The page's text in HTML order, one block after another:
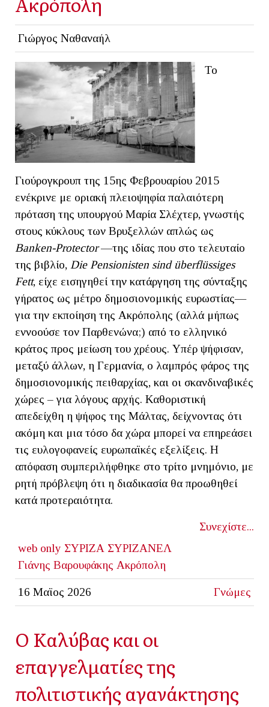
Γιώργος Ναθαναήλ
Το
Γιούρογκρουπ της 15ης Φεβρουαρίου 2015
ενέκρινε με οριακή πλειοψηφία παλαιότερη
πρόταση της υπουργού Μαρία Σλέχτερ, γνωστής
στους κύκλους των Βρυξελλών απλώς ως
Banken-Protector—της ιδίας που στο τελευταίο
της βιβλίο, Die Pensionisten sindüberflüssiges
Fett, είχε εισηγηθεί την κατάργηση της σύνταξης
γήρατος ως μέτρο δημοσιονομικής ευρωστίας—
για την εκποίηση της Ακρόπολης (αλλά μήπως
εννοούσε τον Παρθενώνα;) από το ελληνικό
κράτος προς μείωση του χρέους. Υπέρ ψήφισαν,
μεταξύ άλλων, η Γερμανία, ο λαμπρός φάρος της
δημοσιονομικής πειθαρχίας, και οι σκανδιναβικές
χώρες – για λόγους αρχής. Καθοριστική
απεδείχθη η ψήφος της Μάλτας, δείχνοντας ότι
ακόμη και μια τόσο δα χώρα μπορεί να επηρεάσει
τις ευλογοφανείς ευρωπαϊκές εξελίξεις. Η
απόφαση συμπεριλήφθηκε στο τρίτο μνημόνιο, με
ρητή πρόβλεψη ότι η διαδικασία θα προωθηθεί
κατά προτεραιότητα.
Συνεχίστε...
web only ΣΥΡΙΖΑ ΣΥΡΙΖΑΝΕΛ
Γιάνης Βαρουφάκης Ακρόπολη
16 Μαϊος 2026 Γνώμες
Ο Καλύβας και οι
επαγγελματίες της
πολιτιστικής αγανάκτησης